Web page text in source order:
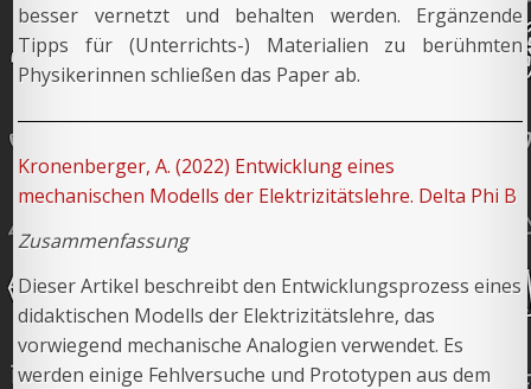
besser vernetzt und behalten werden. Ergänzende
Tipps für (Unterrichts-) Materialien zu berühmten
Physikerinnen schließen das Paper ab.
Kronenberger, A. (2022) Entwicklung eines
mechanischen Modells der Elektrizitätslehre. Delta Phi B
Zusammenfassung
Dieser Artikel beschreibt den Entwicklungsprozess eines
didaktischen Modells der Elektrizitätslehre, das
vorwiegend mechanische Analogien verwendet. Es
werden einige Fehlversuche und Prototypen aus dem